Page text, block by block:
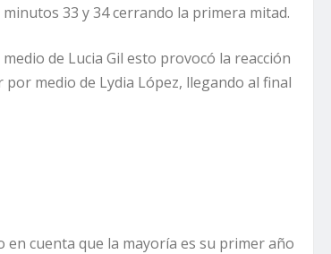
33 y 34 cerrando la primera mitad.
de Lucia Gil esto provocó la reacción
medio de Lydia López, llegando al final
cuenta que la mayoría es su primer año